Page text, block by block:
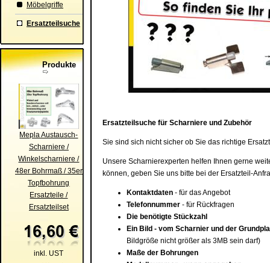
Möbelgriffe
Ersatzteilsuche
Produkte
Mepla Austausch-
Scharniere /
Winkelscharniere /
48er Bohrmaß / 35er
Topfbohrung
Ersatzteile /
Ersatzteilset
inkl. UST
Ersatzteilsuche für Scharniere und Zubehör
Sie sind sich nicht sicher ob Sie das richtige
Unsere Scharnierexperten helfen Ihnen gerne
können, geben Sie uns bitte bei der Ersatzteil-
Kontaktdaten - für das Angebot
Telefonnummer - für Rückfragen
Die benötigte Stückzahl
Ein Bild - vom Scharnier und der
Bildgröße nicht größer als 3MB sein darf)
Maße der Bohrungen